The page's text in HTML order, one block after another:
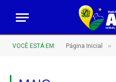
VOCÊ ESTÁ EM: Página Inicial »